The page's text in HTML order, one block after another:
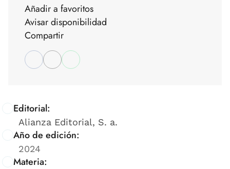
Editorial:
Alianza Editorial, S. a.
Año de edición:
2024
Materia:
Añadir a favoritos
Avisar disponibilidad
Compartir